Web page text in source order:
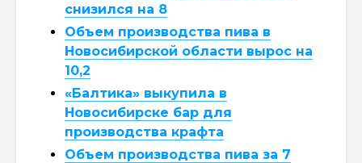
снизился на 8
Объем производства пива в
Новосибирской области вырос на
10,2
«Балтика» выкупила в
Новосибирске бар для
производства крафта
Объем производства пива за 7